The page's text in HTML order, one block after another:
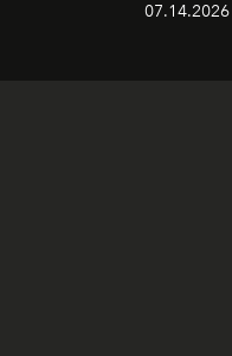
07.14.2026